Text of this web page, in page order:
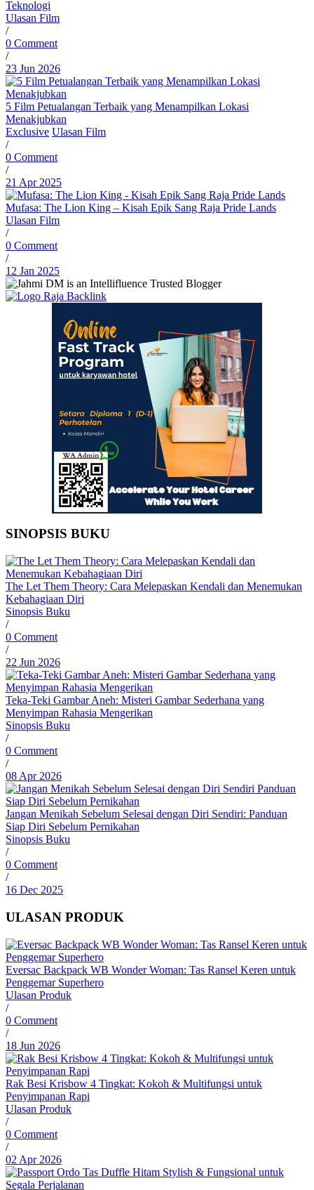
Teknologi
Ulasan Film
/
0 Comment
/
23 Jun 2026
5 Film Petualangan Terbaik yang Menampilkan Lokasi
Menakjubkan
Exclusive Ulasan Film
/
0 Comment
/
21 Apr 2025
Mufasa: The Lion King – Kisah Epik Sang Raja Pride Lands
Ulasan Film
/
0 Comment
/
12 Jan 2025
SINOPSIS BUKU
The Let Them Theory: Cara Melepaskan Kendali dan Menemukan
Kebahagiaan Diri
Sinopsis Buku
/
0 Comment
/
22 Jun 2026
Teka-Teki Gambar Aneh: Misteri Gambar Sederhana yang
Menyimpan Rahasia Mengerikan
Sinopsis Buku
/
0 Comment
/
08 Apr 2026
Jangan Menikah Sebelum Selesai dengan Diri Sendiri: Panduan
Siap Diri Sebelum Pernikahan
Sinopsis Buku
/
0 Comment
/
16 Dec 2025
ULASAN PRODUK
Eversac Backpack WB Wonder Woman: Tas Ransel Keren untuk
Penggemar Superhero
Ulasan Produk
/
0 Comment
/
18 Jun 2026
Rak Besi Krisbow 4 Tingkat: Kokoh & Multifungsi untuk
Penyimpanan Rapi
Ulasan Produk
/
0 Comment
/
02 Apr 2026